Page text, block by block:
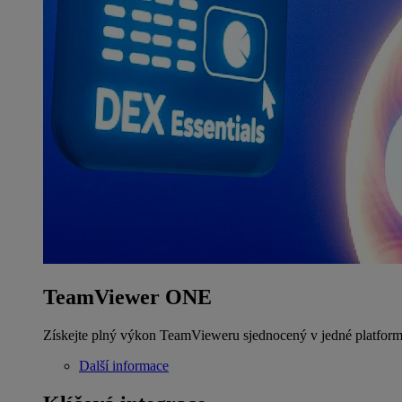
TeamViewer ONE
Získejte plný výkon TeamVieweru sjednocený v jedné
Další informace